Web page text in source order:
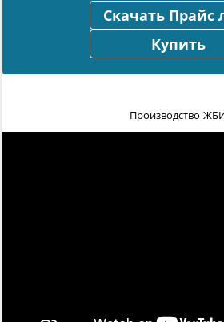
Скачать Прайс
Купить
Производство